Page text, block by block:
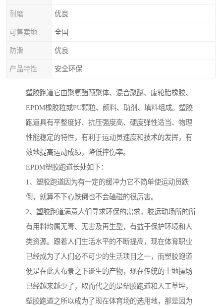
耐磨 优良
可售卖地 全国
防滑 优良
产品特性 安全环保
塑胶跑道它由聚氨酯预聚体、混合聚醚、废轮胎橡胶、
EPDM橡胶粒或PU颗粒、颜料、助剂、填料组成。塑胶
跑道具有平整度好、抗压强度高、硬度弹性适当、物理
性能稳定的特性，有利于运动员速度和技术的发挥，有
效地提高运动成绩，降低摔伤率。
EPDM塑胶跑道长处如下：
1、塑胶跑道因为有一定的缓冲力它不简单使运动员跌
倒，就算不下心跌倒也不会磕碰的很厉害。
2、塑胶跑道满意人们寻求环保的需求，胶运动场所的所
有用料均属无毒、无害及再生型，有益于保护环境和人
类资源。跟着人们生活水平的不断提高，现在体育职业
已经成为了人们必不可少的生活项目之一，而塑胶跑道
便是在此大布景之下诞生的产物，现在传统的土地操场
已经越来越少了，取而代之的是塑胶跑道和人工草坪，
塑胶跑道之所以成为了现在体育场的选用地，那是因为